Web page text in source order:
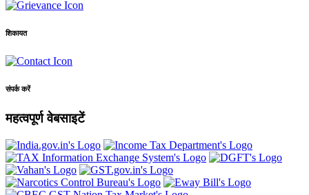
शिकायत
संपर्क करें
महत्वपूर्ण वेबसाइटें